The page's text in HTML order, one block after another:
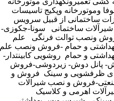
وموتورخانه وپکیج تاسیسات
ساختمانی از قبیل سرویس
ساختمانی
سونا-جکوزی-
ونصب توالت فرنگی
علم
و حمام -فروش ونصب علم
و حمام روشویی کابینتدار-
پانل دوش- زیردوشی-فروش
ظرفشویی و سینک فروش و
فروش و نصب شیرالات
اهرمی و کلاسیک